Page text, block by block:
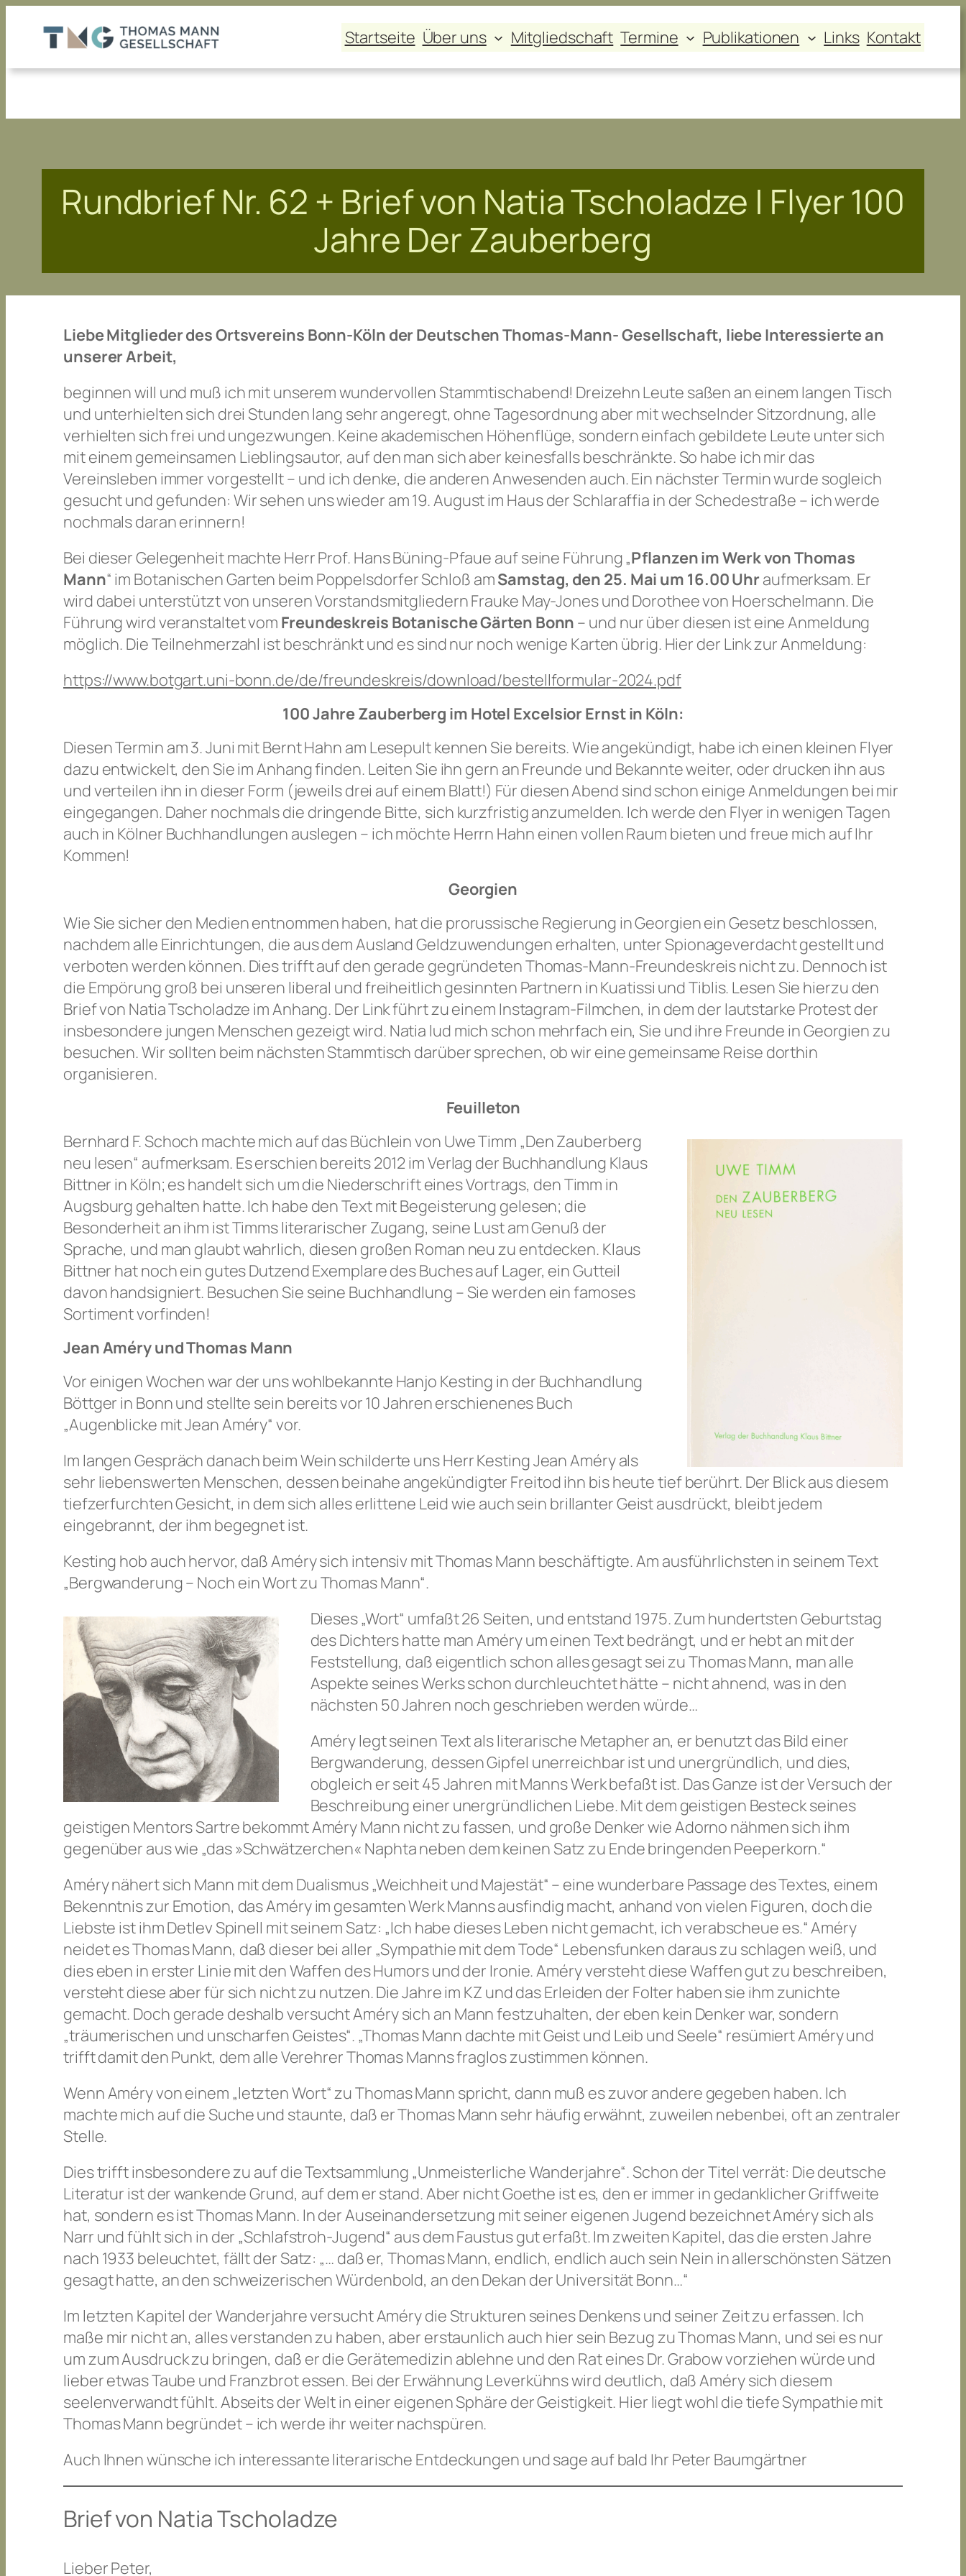
Inhalt
Startseite Über uns Mitgliedschaft Termine Publikationen Links Kontakt
Rundbrief Nr. 62 + Brief von Natia Tscholadze | Flyer 100
Jahre Der Zauberberg
Liebe Mitglieder des Ortsvereins Bonn-Köln der Deutschen Thomas-Mann- Gesellschaft, liebe Interessierte an
unserer Arbeit,
beginnen will und muß ich mit unserem wundervollen Stammtischabend! Dreizehn Leute saßen an einem langen Tisch
und unterhielten sich drei Stunden lang sehr angeregt, ohne Tagesordnung aber mit wechselnder Sitzordnung, alle
verhielten sich frei und ungezwungen. Keine akademischen Höhenflüge, sondern einfach gebildete Leute unter sich
mit einem gemeinsamen Lieblingsautor, auf den man sich aber keinesfalls beschränkte. So habe ich mir das
Vereinsleben immer vorgestellt – und ich denke, die anderen Anwesenden auch. Ein nächster Termin wurde sogleich
gesucht und gefunden: Wir sehen uns wieder am 19. August im Haus der Schlaraffia in der Schedestraße – ich werde
nochmals daran erinnern!
Bei dieser Gelegenheit machte Herr Prof. Hans Büning-Pfaue auf seine Führung „Pflanzen im Werk von Thomas
Mann“ im Botanischen Garten beim Poppelsdorfer Schloß amSamstag, den 25. Mai um 16.00 Uhr aufmerksam. Er
wird dabei unterstützt von unseren Vorstandsmitgliedern Frauke May-Jones und Dorothee von Hoerschelmann. Die
Führung wird veranstaltet vom Freundeskreis Botanische Gärten Bonn – und nur über diesen ist eine Anmeldung
möglich. Die Teilnehmerzahl ist beschränkt und es sind nur noch wenige Karten übrig. Hier der Link zur Anmeldung:
https://www.botgart.uni-bonn.de/de/freundeskreis/download/bestellformular-2024.pdf
100 Jahre Zauberberg im Hotel Excelsior Ernst in Köln:
Diesen Termin am 3. Juni mit Bernt Hahn am Lesepult kennen Sie bereits. Wie angekündigt, habe ich einen kleinen Flyer
dazu entwickelt, den Sie im Anhang finden. Leiten Sie ihn gern an Freunde und Bekannte weiter, oder drucken ihn aus
und verteilen ihn in dieser Form (jeweils drei auf einem Blatt!) Für diesen Abend sind schon einige Anmeldungen bei mir
eingegangen. Daher nochmals die dringende Bitte, sich kurzfristig anzumelden. Ich werde den Flyer in wenigen Tagen
auch in Kölner Buchhandlungen auslegen – ich möchte Herrn Hahn einen vollen Raum bieten und freue mich auf Ihr
Kommen!
Georgien
Wie Sie sicher den Medien entnommen haben, hat die prorussische Regierung in Georgien ein Gesetz beschlossen,
nachdem alle Einrichtungen, die aus dem Ausland Geldzuwendungen erhalten, unter Spionageverdacht gestellt und
verboten werden können. Dies trifft auf den gerade gegründeten Thomas-Mann-Freundeskreis nicht zu. Dennoch ist
die Empörung groß bei unseren liberal und freiheitlich gesinnten Partnern in Kuatissi und Tiblis. Lesen Sie hierzu den
Brief von Natia Tscholadze im Anhang. Der Link führt zu einem Instagram-Filmchen, in dem der lautstarke Protest der
insbesondere jungen Menschen gezeigt wird. Natia lud mich schon mehrfach ein, Sie und ihre Freunde in Georgien zu
besuchen. Wir sollten beim nächsten Stammtisch darüber sprechen, ob wir eine gemeinsame Reise dorthin
organisieren.
Feuilleton
Bernhard F. Schoch machte mich auf das Büchlein von Uwe Timm „Den Zauberberg
neu lesen“ aufmerksam. Es erschien bereits 2012 im Verlag der Buchhandlung Klaus
Bittner in Köln; es handelt sich um die Niederschrift eines Vortrags, den Timm in
Augsburg gehalten hatte. Ich habe den Text mit Begeisterung gelesen; die
Besonderheit an ihm ist Timms literarischer Zugang, seine Lust am Genuß der
Sprache, und man glaubt wahrlich, diesen großen Roman neu zu entdecken. Klaus
Bittner hat noch ein gutes Dutzend Exemplare des Buches auf Lager, ein Gutteil
davon handsigniert. Besuchen Sie seine Buchhandlung – Sie werden ein famoses
Sortiment vorfinden!
Jean Améry und Thomas Mann
Vor einigen Wochen war der uns wohlbekannte Hanjo Kesting in der Buchhandlung
Böttger in Bonn und stellte sein bereits vor 10 Jahren erschienenes Buch
„Augenblicke mit Jean Améry“ vor.
Im langen Gespräch danach beim Wein schilderte uns Herr Kesting Jean Améry als
sehr liebenswerten Menschen, dessen beinahe angekündigter Freitod ihn bis heute tief berührt. Der Blick aus diesem
tiefzerfurchten Gesicht, in dem sich alles erlittene Leid wie auch sein brillanter Geist ausdrückt, bleibt jedem
eingebrannt, der ihm begegnet ist.
Kesting hob auch hervor, daß Améry sich intensiv mit Thomas Mann beschäftigte. Am ausführlichsten in seinem Text
„Bergwanderung – Noch ein Wort zu Thomas Mann“.
Dieses „Wort“ umfaßt 26 Seiten, und entstand 1975. Zum hundertsten Geburtstag
des Dichters hatte man Améry um einen Text bedrängt, und er hebt an mit der
Feststellung, daß eigentlich schon alles gesagt sei zu Thomas Mann, man alle
Aspekte seines Werks schon durchleuchtet hätte – nicht ahnend, was in den
nächsten 50 Jahren noch geschrieben werden würde…
Améry legt seinen Text als literarische Metapher an, er benutzt das Bild einer
Bergwanderung, dessen Gipfel unerreichbar ist und unergründlich, und dies,
obgleich er seit 45 Jahren mit Manns Werk befaßt ist. Das Ganze ist der Versuch der
Beschreibung einer unergründlichen Liebe. Mit dem geistigen Besteck seines
geistigen Mentors Sartre bekommt Améry Mann nicht zu fassen, und große Denker wie Adorno nähmen sich ihm
gegenüber aus wie „das »Schwätzerchen« Naphta neben dem keinen Satz zu Ende bringenden Peeperkorn.“
Améry nähert sich Mann mit dem Dualismus „Weichheit und Majestät“ – eine wunderbare Passage des Textes, einem
Bekenntnis zur Emotion, das Améry im gesamten Werk Manns ausfindig macht, anhand von vielen Figuren, doch die
Liebste ist ihm Detlev Spinell mit seinem Satz: „Ich habe dieses Leben nicht gemacht, ich verabscheue es.“ Améry
neidet es Thomas Mann, daß dieser bei aller „Sympathie mit dem Tode“ Lebensfunken daraus zu schlagen weiß, und
dies eben in erster Linie mit den Waffen des Humors und der Ironie. Améry versteht diese Waffen gut zu beschreiben,
versteht diese aber für sich nicht zu nutzen. Die Jahre im KZ und das Erleiden der Folter haben sie ihm zunichte
gemacht. Doch gerade deshalb versucht Améry sich an Mann festzuhalten, der eben kein Denker war, sondern
„träumerischen und unscharfen Geistes“. „Thomas Mann dachte mit Geist und Leib und Seele“ resümiert Améry und
trifft damit den Punkt, dem alle Verehrer Thomas Manns fraglos zustimmen können.
Wenn Améry von einem „letzten Wort“ zu Thomas Mann spricht, dann muß es zuvor andere gegeben haben. Ich
machte mich auf die Suche und staunte, daß er Thomas Mann sehr häufig erwähnt, zuweilen nebenbei, oft an zentraler
Stelle.
Dies trifft insbesondere zu auf die Textsammlung „Unmeisterliche Wanderjahre“. Schon der Titel verrät: Die deutsche
Literatur ist der wankende Grund, auf dem er stand. Aber nicht Goethe ist es, den er immer in gedanklicher Griffweite
hat, sondern es ist Thomas Mann. In der Auseinandersetzung mit seiner eigenen Jugend bezeichnet Améry sich als
Narr und fühlt sich in der „Schlafstroh-Jugend“ aus dem Faustus gut erfaßt. Im zweiten Kapitel, das die ersten Jahre
nach 1933 beleuchtet, fällt der Satz: „… daß er, Thomas Mann, endlich, endlich auch sein Nein in allerschönsten Sätzen
gesagt hatte, an den schweizerischen Würdenbold, an den Dekan der Universität Bonn…“
Im letzten Kapitel der Wanderjahre versucht Améry die Strukturen seines Denkens und seiner Zeit zu erfassen. Ich
maße mir nicht an, alles verstanden zu haben, aber erstaunlich auch hier sein Bezug zu Thomas Mann, und sei es nur
um zum Ausdruck zu bringen, daß er die Gerätemedizin ablehne und den Rat eines Dr. Grabow vorziehen würde und
lieber etwas Taube und Franzbrot essen. Bei der Erwähnung Leverkühns wird deutlich, daß Améry sich diesem
seelenverwandt fühlt. Abseits der Welt in einer eigenen Sphäre der Geistigkeit. Hier liegt wohl die tiefe Sympathie mit
Thomas Mann begründet – ich werde ihr weiter nachspüren.
Auch Ihnen wünsche ich interessante literarische Entdeckungen und sage auf bald Ihr Peter Baumgärtner
Brief von Natia Tscholadze
Lieber Peter,